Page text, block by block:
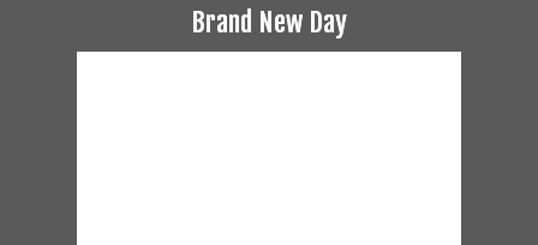
Brand New Day